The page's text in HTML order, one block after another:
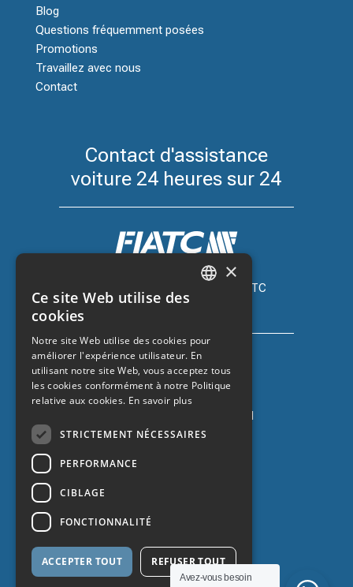
Blog
Questions fréquemment posées
Promotions
Travaillez avec nous
Contact
Contact d'assistance
voiture 24 heures sur 24
Assurance automobile avec FIATC
+34 918 66 98 06
Assurance auto avec ZURICH
+34 932 67 10 40
Protection des données
Avez-vous besoin
FRENCH
×
Ce site Web utilise des
cookies
Notre site Web utilise des cookies pour
améliorer l'expérience utilisateur. En
utilisant notre site Web, vous acceptez tous
les cookies conformément à notre Politique
relative aux cookies. En savoir plus
STRICTEMENT NÉCESSAIRES
PERFORMANCE
CIBLAGE
FONCTIONNALITÉ
ACCEPTER TOUT REFUSER TOUT